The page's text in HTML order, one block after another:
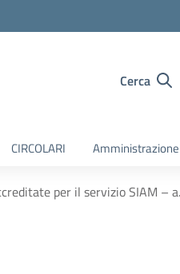
Cerca
CIRCOLARI
per il servizio SIAM –